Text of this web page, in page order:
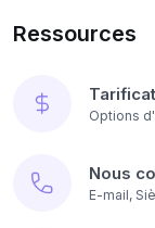
Ressources
Options
Nous
E-mail,